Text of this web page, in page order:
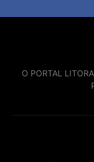
O PORTAL